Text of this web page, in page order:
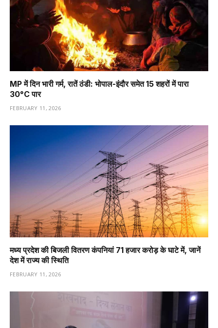
MP में दिन भारी गर्म, रातें ठंडी: भोपाल-इंदौर समेत 15 शहरों में पारा
30°C पार
FEBRUARY 11, 2026
मध्य प्रदेश की बिजली वितरण कंपनियां 71 हजार करोड़ के घाटे में, जानें
देश में राज्य की स्थिति
FEBRUARY 11, 2026